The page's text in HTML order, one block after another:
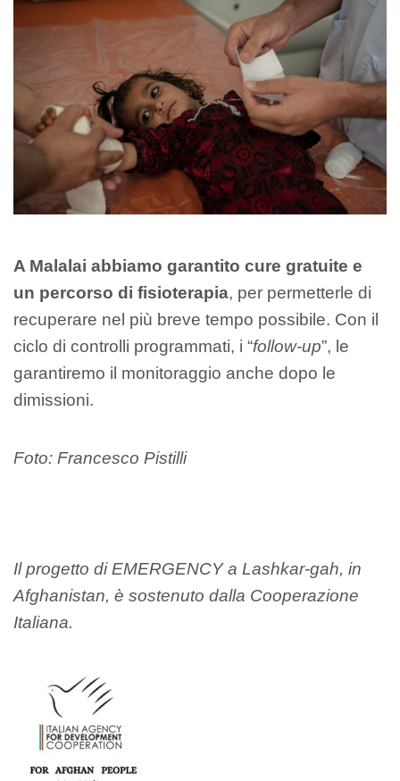
A Malalai abbiamo garantito cure gratuite e
un percorso di fisioterapia, per permetterle di
recuperare nel più breve tempo possibile. Con il
ciclo di controlli programmati, i “follow-up”, le
garantiremo il monitoraggio anche dopo le
dimissioni.
Foto: Francesco Pistilli
Il progetto di EMERGENCY a Lashkar-gah, in
Afghanistan, è sostenuto dalla Cooperazione
Italiana.